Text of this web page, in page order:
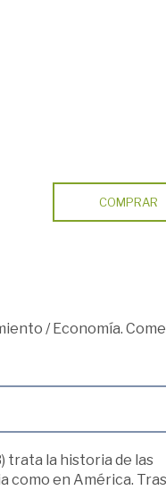
COMPRAR
/Economía.
trata la historia de las
como en América.